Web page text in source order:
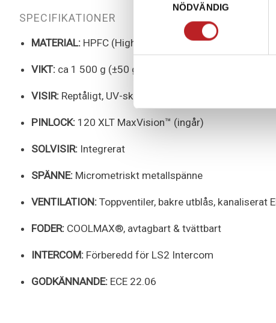
NÖDVÄNDIG
SPECIFIKATIONER
MATERIAL: HPFC (High Performance Fiberglass
VIKT: ca 1 500 g (±50 g)
VISIR: Reptåligt, UV-skyddat, Pinlock®-förberett
PINLOCK: 120 XLT MaxVision™ (ingår)
SOLVISIR: Integrerat
SPÄNNE: Micrometriskt metallspänne
VENTILATION: Toppventiler, bakre utblås, kanaliserat
FODER: COOLMAX®, avtagbart & tvättbart
INTERCOM: Förberedd för LS2 Intercom
GODKÄNNANDE: ECE 22.06